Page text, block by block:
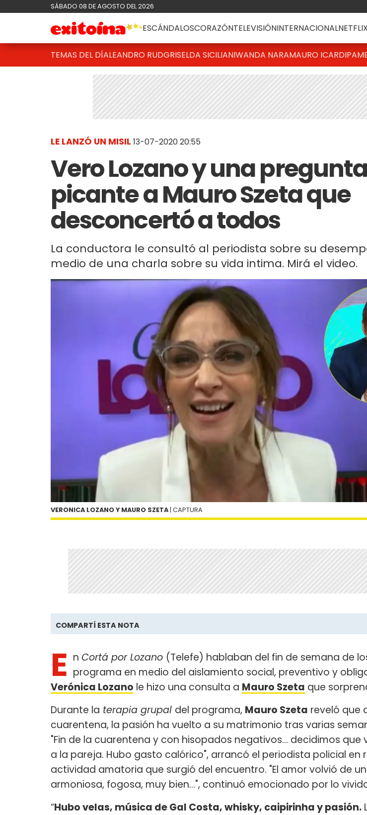
SÁBADO 08 DE AGOSTO DEL 2026
ESCÁNDALOSCORAZÓNTELEVISIÓNINTERNACIONALNETFLIX
TEMAS DEL DÍALEANDRO RUDGRISELDA SICILIANIWANDA NARAMAURO ICARDI
LE LANZÓ UN MISIL 13-07-2020 20:55
Vero Lozano y una pregunta
picante a Mauro Szeta que
desconcertó a todos
La conductora le consultó al periodista sobre su
medio de una charla sobre su vida intima. Mirá el video.
VERONICA LOZANO Y MAURO SZETA | CAPTURA
COMPARTÍ ESTA NOTA
E n Cortá por Lozano (Telefe) hablaban del fin de semana de
programa en medio del aislamiento social, preventivo y
Verónica Lozano le hizo una consulta a Mauro Szeta que
Durante la terapia grupal del programa, Mauro Szeta reveló que
cuarentena, la pasión ha vuelto a su matrimonio tras varias
"Fin de la cuarentena y con hisopados negativos... decidimos que
a la pareja. Hubo gasto calórico", arrancó el periodista policial en
actividad amatoria que surgió del encuentro. "El amor volvió de
armoniosa, fogosa, muy bien...", continuó emocionado por lo
“Hubo velas, música de Gal Costa, whisky, caipirinha y pasión.